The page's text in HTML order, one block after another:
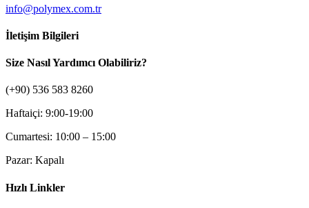
info@polymex.com.tr
İletişim Bilgileri
Size Nasıl Yardımcı Olabiliriz?
(+90) 536 583 8260
Haftaiçi: 9:00-19:00
Cumartesi: 10:00 – 15:00
Pazar: Kapalı
Hızlı Linkler